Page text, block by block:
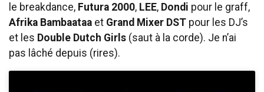
le breakdance, Futura 2000, LEE, Dondi pour le graff,
Afrika Bambaataa et Grand Mixer DST pour les DJ’s
et les Double Dutch Girls (saut à la corde). Je n’ai
pas lâché depuis (rires).